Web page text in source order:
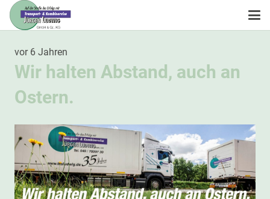
vor 6 Jahren
Wir halten Abstand, auch an
Ostern.